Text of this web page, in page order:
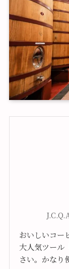
おいしいコー
大人気ツール
さい。かなり